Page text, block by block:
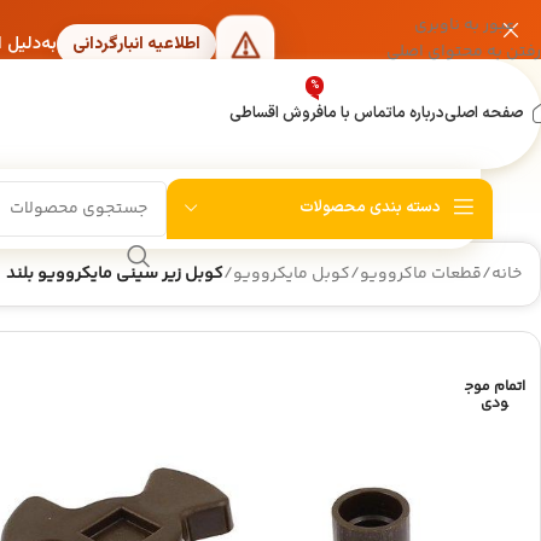
عبور به ناوبری
رفتن به محتوای اصلی
اطلاعیه انبارگردانی
صفحه اصلیدرباره ماتماس با مافروش اقساطی
%
دسته بندی محصولات
خانه/قطعات ماکروویو/کوبل مایکروویو/کوبل زیر سینی مایکروویو بلند
اتمام موج
ودی